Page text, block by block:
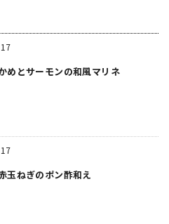
めとサーモンの和風マリネ
玉ねぎのポン酢和え